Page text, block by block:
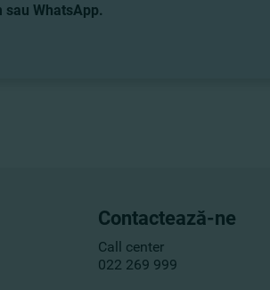
WhatsApp.
Contactează-ne
Call center
022 269 999